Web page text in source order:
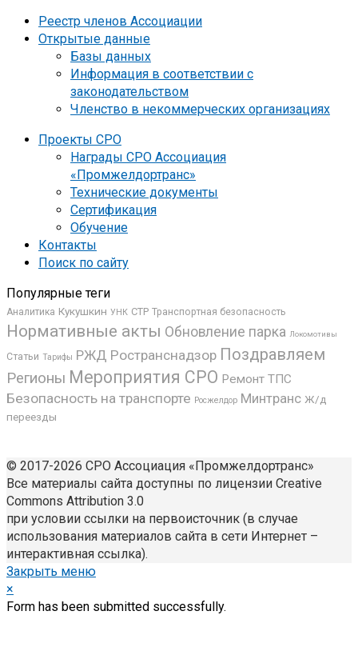
Реестр членов Ассоциации
Открытые данные
Базы данных
Информация в соответствии с
законодательством
Членство в некоммерческих организациях
Проекты СРО
Награды СРО Ассоциация
«Промжелдортранс»
Технические документы
Сертификация
Обучение
Контакты
Поиск по сайту
Популярные теги
Аналитика Кукушкин УНК СТР Транспортная безопасность
Нормативные акты Обновление парка Локомотивы
Статьи Тарифы РЖД Ространснадзор Поздравляем
Регионы Мероприятия СРО Ремонт ТПС
Безопасность на транспорте Росжелдор Минтранс Ж/д
переезды
© 2017-2026 СРО Ассоциация «Промжелдортранс»
Все материалы сайта доступны по лицензии Creative
Commons Attribution 3.0
при условии ссылки на первоисточник (в случае
использования материалов сайта в сети Интернет –
интерактивная ссылка).
Закрыть меню
×
Form has been submitted successfully.